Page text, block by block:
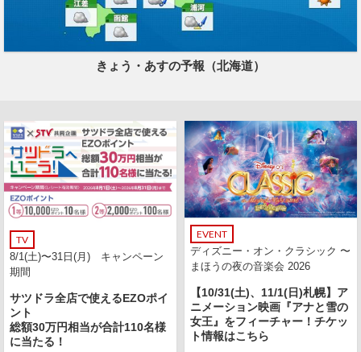
きょう・あすの予報（北海道）
TV
8/1(土)〜31日(月) キャンペーン
期間
サツドラ全店で使えるEZOポイ
ント
総額30万円相当が合計110名様
に当たる！
EVENT
ディズニー・オン・クラシック 〜
まほうの夜の音楽会 2026
【10/31(土)、11/1(日)札幌】ア
ニメーション映画『アナと雪の
女王』をフィーチャー！チケッ
ト情報はこちら